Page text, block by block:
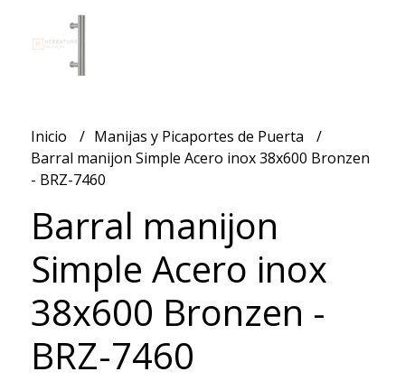
Inicio
Manijas y Picaportes de Puerta
Barral manijon Simple Acero inox 38x600 Bronzen
- BRZ-7460
Barral manijon
Simple Acero inox
38x600 Bronzen -
BRZ-7460